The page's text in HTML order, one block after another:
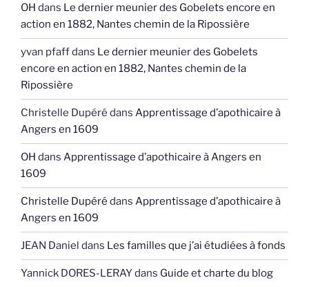
OH dans Le dernier meunier des Gobelets encore en
action en 1882, Nantes chemin de la Ripossière
yvan pfaffdans Le dernier meunier des Gobelets
encore en action en 1882, Nantes chemin de la
Ripossière
Christelle Dupéré dans Apprentissage d’apothicaire à
Angers en 1609
OH dans Apprentissage d’apothicaire à Angers en
1609
Christelle Dupéré dans Apprentissage d’apothicaire à
Angers en 1609
JEAN Daniel dans Les familles que j’ai étudiées à fonds
Yannick DORES-LERAYdans Guide et charte du blog